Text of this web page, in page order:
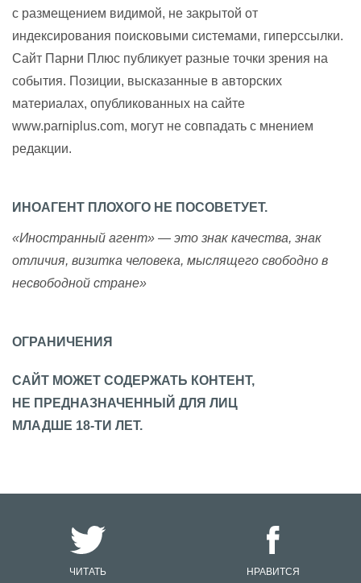
с размещением видимой, не закрытой от
индексирования поисковыми системами, гиперссылки.
Сайт Парни Плюс публикует разные точки зрения на
события. Позиции, высказанные в авторских
материалах, опубликованных на сайте
www.parniplus.com, могут не совпадать с мнением
редакции.
ИНОАГЕНТ ПЛОХОГО НЕ ПОСОВЕТУЕТ.
«Иностранный агент» — это знак качества, знак
отличия, визитка человека, мыслящего свободно в
несвободной стране»
ОГРАНИЧЕНИЯ
САЙТ МОЖЕТ СОДЕРЖАТЬ КОНТЕНТ,
НЕ ПРЕДНАЗНАЧЕННЫЙ ДЛЯ ЛИЦ
МЛАДШЕ 18-ТИ ЛЕТ.
ЧИТАТЬ НРАВИТСЯ